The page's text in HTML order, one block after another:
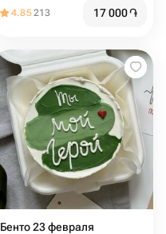
4.85213 17 000֏
Бенто 23 февраля